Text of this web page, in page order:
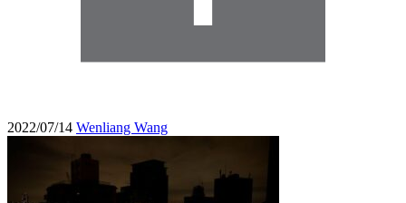
2022/07/14 Wenliang Wang